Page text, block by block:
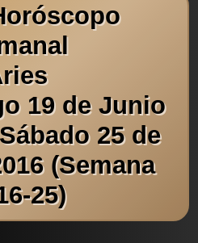
19 de Junio
25 de
(Semana
25)